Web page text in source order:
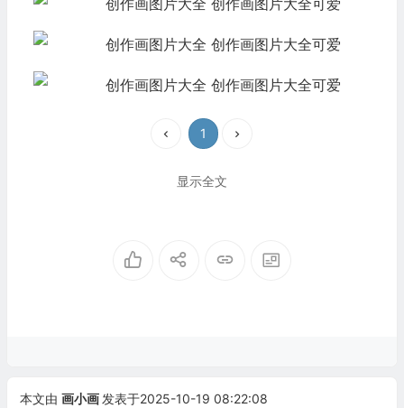
1
显示全文
本文由 画小画 发表于2025-10-19 08:22:08